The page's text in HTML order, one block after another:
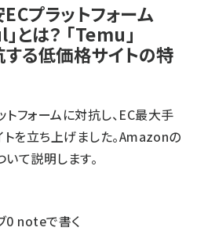
プラットフォーム
とは？ 「Temu」
する低価格サイトの特
フォームに対抗し、EC最大手
を立ち上げました。Amazonの
て説明します。
0 noteで書く